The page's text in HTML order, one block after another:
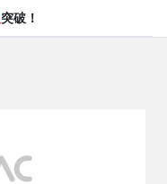
突破！